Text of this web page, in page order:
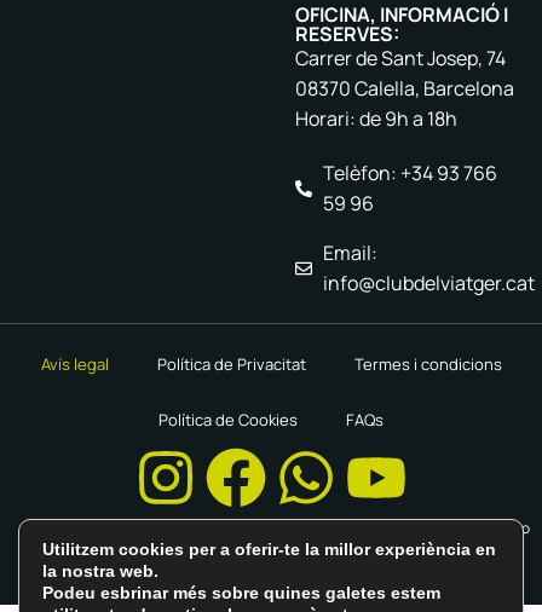
OFICINA, INFORMACIÓ I
RESERVES:
Carrer de Sant Josep, 74
08370 Calella, Barcelona
Horari: de 9h a 18h
Telèfon: +34 93 766
59 96
Email:
info@clubdelviatger.cat
Avís legal Política de Privacitat Termes i condicions
Política de Cookies FAQs
enricgomez Studio
Utilitzem cookies per a oferir-te la millor experiència en
la nostra web.
Podeu esbrinar més sobre quines galetes estem